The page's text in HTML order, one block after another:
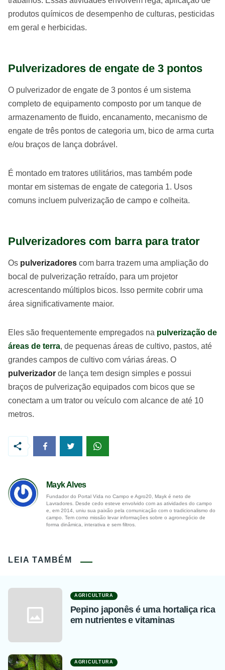
produtos químicos de desempenho de culturas, pesticidas
em geral e herbicidas.
Pulverizadores de engate de 3 pontos
O pulverizador de engate de 3 pontos é um sistema
completo de equipamento composto por um tanque de
armazenamento de fluido, encanamento, mecanismo de
engate de três pontos de categoria um, bico de arma curta
e/ou braços de lança dobrável.
É montado em tratores utilitários, mas também pode
montar em sistemas de engate de categoria 1. Usos
comuns incluem pulverização de campo e colheita.
Pulverizadores com barra para trator
Os pulverizadores com barra trazem uma ampliação do
bocal de pulverização retraído, para um projetor
acrescentando múltiplos bicos. Isso permite cobrir uma
área significativamente maior.
Eles são frequentemente empregados na pulverização de
áreas de terra, de pequenas áreas de cultivo, pastos, até
grandes campos de cultivo com várias áreas. O
pulverizador de lança tem design simples e possui
braços de pulverização equipados com bicos que se
conectam a um trator ou veículo com alcance de até 10
metros.
Mayk Alves
Fundador do Portal Vida no Campo e Agro20, Mayk é neto de
Lavradores. Desde cedo esteve envolvido com as atividades do campo
e, em 2014, uniu sua paixão pela comunicação com o tradicionalismo do
campo. Tem como missão levar informações sobre o agronegócio de
forma dinâmica, interativa e sem filtros.
LEIA TAMBÉM
AGRICULTURA
Pepino japonês é uma hortaliça rica
em nutrientes e vitaminas
AGRICULTURA